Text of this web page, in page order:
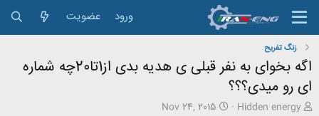
ورود عضویت
زنگ تفريح
اگه بخوای به نفر قبلی ی هدیه بدی از1تا20چه شماره
ای رو میدی؟؟؟
ش
Hidden energy
تNov 24, 2015